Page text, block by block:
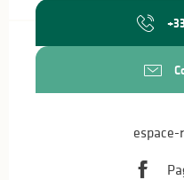
espace-